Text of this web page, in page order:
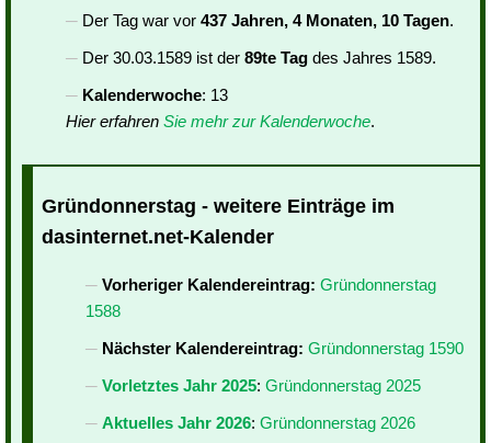
Der Tag war vor 437 Jahren, 4 Monaten, 10 Tagen.
Der 30.03.1589 ist der 89te Tag des Jahres 1589.
Kalenderwoche: 13
Hier erfahren Sie mehr zur Kalenderwoche.
Gründonnerstag - weitere Einträge im
dasinternet.net-Kalender
Vorheriger Kalendereintrag: Gründonnerstag
1588
Nächster Kalendereintrag: Gründonnerstag 1590
Vorletztes Jahr 2025: Gründonnerstag 2025
Aktuelles Jahr 2026: Gründonnerstag 2026